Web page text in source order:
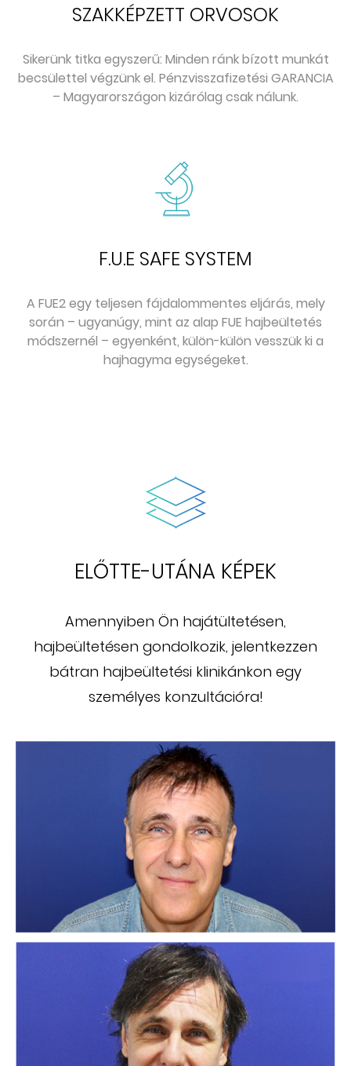
SZAKKÉPZETT ORVOSOK
Sikerünk titka egyszerű: Minden ránk bízott munkát
becsülettel végzünk el. Pénzvisszafizetési GARANCIA
– Magyarországon kizárólag csak nálunk.
F.U.E SAFE SYSTEM
A FUE2 egy teljesen fájdalommentes eljárás, mely
során – ugyanúgy, mint az alap FUE hajbeültetés
módszernél – egyenként, külön-külön vesszük ki a
hajhagyma egységeket.
ELŐTTE-UTÁNA KÉPEK
Amennyiben Ön hajátültetésen,
hajbeültetésen gondolkozik, jelentkezzen
bátran hajbeültetési klinikánkon egy
személyes konzultációra!